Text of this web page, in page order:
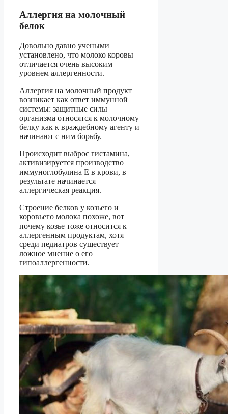
Аллергия на молочный
белок
Довольно давно учеными
установлено, что молоко коровы
отличается очень высоким
уровнем аллергенности.
Аллергия на молочный продукт
возникает как ответ иммунной
системы: защитные силы
организма относятся к молочному
белку как к враждебному агенту и
начинают с ним борьбу.
Происходит выброс гистамина,
активизируется производство
иммуноглобулина Е в крови, в
результате начинается
аллергическая реакция.
Строение белков у козьего и
коровьего молока похоже, вот
почему козье тоже относится к
аллергенным продуктам, хотя
среди педиатров существует
ложное мнение о его
гипоаллергенности.